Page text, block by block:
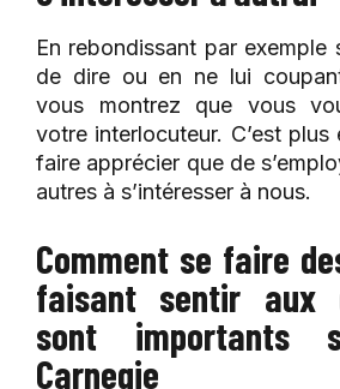
En rebondissant par exemple
de dire ou en ne lui
vous montrez que vous
votre interlocuteur. C’est
faire apprécier que de
autres à s’intéresser à nous.
Comment se faire
faisant sentir aux
sont importants
Carnegie